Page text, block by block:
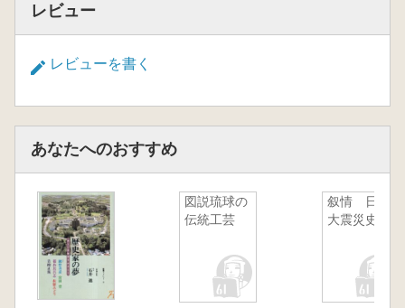
レビュー
レビューを書く
あなたへのおすすめ
図説琉球の
伝統工芸
叙情 日本
大震災史